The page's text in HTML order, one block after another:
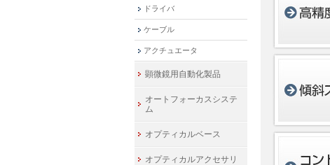
ドライバ
ケーブル
アクチュエータ
顕微鏡用自動化製品
オートフォーカスシステ
ム
オプティカルベース
オプティカルアクセサリ